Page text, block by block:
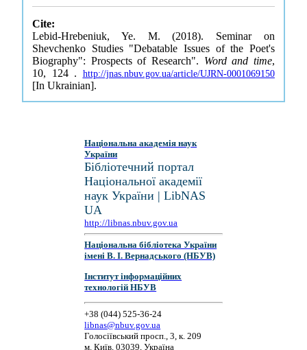
Cite:
Lebid-Hrebeniuk, Ye. M. (2018). Seminar on
Shevchenko Studies "Debatable Issues of the Poet's
Biography": Prospects of Research". Word and time,
10, 124 . http://jnas.nbuv.gov.ua/article/UJRN-0001069150
[In Ukrainian].
Національна академія наук
України
Бібліотечний портал
Національної академії
наук України | LibNAS
UA
http://libnas.nbuv.gov.ua
Національна бібліотека України
імені В. І. Вернадського (НБУВ)
Інститут інформаційних
технологій НБУВ
+38 (044) 525-36-24
libnas@nbuv.gov.ua
Голосіївський просп., 3, к. 209
м. Київ, 03039, Україна